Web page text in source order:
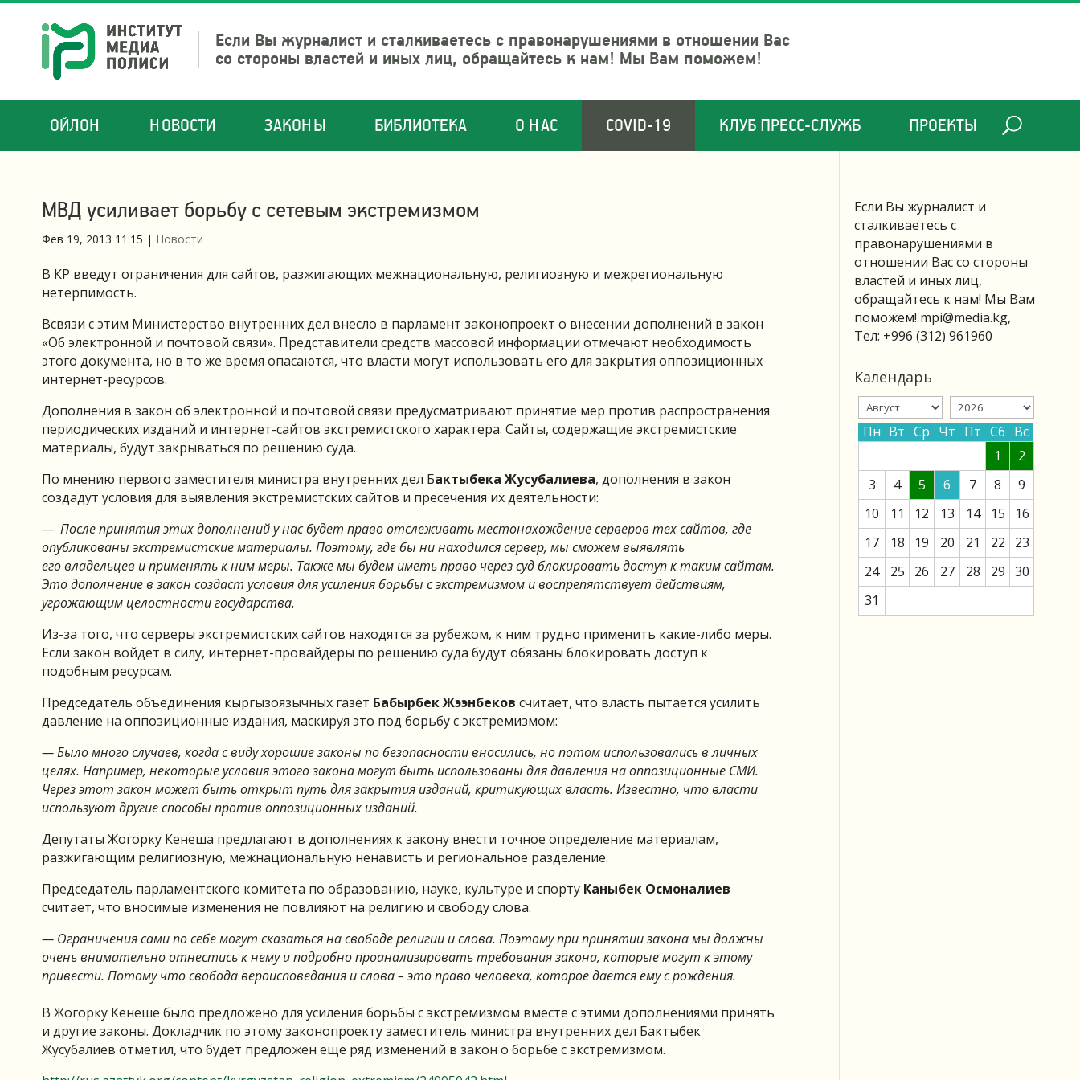
Если Вы журналист и сталкиваетесь с правонарушениями в отношении Вас
со стороны властей и иных лиц, обращайтесь к нам! Мы Вам поможем!
ОЙЛОН НОВОСТИ ЗАКОНЫ БИБЛИОТЕКА О НАС COVID-19 КЛУБ ПРЕСС-СЛУЖБ ПРОЕКТЫ
МВД усиливает борьбу с сетевым экстремизмом
Фев 19, 2013 11:15 | Новости
В КР введут ограничения для сайтов, разжигающих межнациональную, религиозную и межрегиональную
нетерпимость.
Всвязи с этим Министерство внутренних дел внесло в парламент законопроект о внесении дополнений в закон
«Об электронной и почтовой связи». Представители средств массовой информации отмечают необходимость
этого документа, но в то же время опасаются, что власти могут использовать его для закрытия оппозиционных
интернет-ресурсов.
Дополнения в закон об электронной и почтовой связи предусматривают принятие мер против распространения
периодических изданий и интернет-сайтов экстремистского характера. Сайты, содержащие экстремистские
материалы, будут закрываться по решению суда.
По мнению первого заместителя министра внутренних дел Бактыбека Жусубалиева, дополнения в закон
создадут условия для выявления экстремистских сайтов и пресечения их деятельности:
— После принятия этих дополнений у нас будет право отслеживать местонахождение серверов тех сайтов, где
опубликованы экстремистские материалы. Поэтому, где бы ни находился сервер, мы сможем выявлять
его владельцев и применять к ним меры. Также мы будем иметь право через суд блокировать доступ к таким сайтам.
Это дополнение в закон создаст условия для усиления борьбы с экстремизмом и воспрепятствует действиям,
угрожающим целостности государства.
Из-за того, что серверы экстремистских сайтов находятся за рубежом, к ним трудно применить какие-либо меры.
Если закон войдет в силу, интернет-провайдеры по решению суда будут обязаны блокировать доступ к
подобным ресурсам.
Председатель объединения кыргызоязычных газет Бабырбек Жээнбеков считает, что власть пытается усилить
давление на оппозиционные издания, маскируя это под борьбу с экстремизмом:
— Было много случаев, когда с виду хорошие законы по безопасности вносились, но потом использовались в личных
целях. Например, некоторые условия этого закона могут быть использованы для давления на оппозиционные СМИ.
Через этот закон может быть открыт путь для закрытия изданий, критикующих власть. Известно, что власти
используют другие способы против оппозиционных изданий.
Депутаты Жогорку Кенеша предлагают в дополнениях к закону внести точное определение материалам,
разжигающим религиозную, межнациональную ненависть и региональное разделение.
Председатель парламентского комитета по образованию, науке, культуре и спорту Каныбек Осмоналиев
считает, что вносимые изменения не повлияют на религию и свободу слова:
— Ограничения сами по себе могут сказаться на свободе религии и слова. Поэтому при принятии закона мы должны
очень внимательно отнестись к нему и подробно проанализировать требования закона, которые могут к этому
привести. Потому что свобода вероисповедания и слова – это право человека, которое дается ему с рождения.
В Жогорку Кенеше было предложено для усиления борьбы с экстремизмом вместе с этими дополнениями принять
и другие законы. Докладчик по этому законопроекту заместитель министра внутренних дел Бактыбек
Жусубалиев отметил, что будет предложен еще ряд изменений в закон о борьбе с экстремизмом.
Если Вы журналист и
сталкиваетесь с
правонарушениями в
отношении Вас со стороны
властей и иных лиц,
обращайтесь к нам! Мы Вам
поможем! mpi@media.kg,
Тел: +996 (312) 961960
Календарь
Пн Вт Ср Чт Пт Сб Вс
1
2
3
4 5 6 7 8
9
10
11 12 13 14 15
16
17
18 19 20 21 22
23
24
25 26 27 28 29 30
31